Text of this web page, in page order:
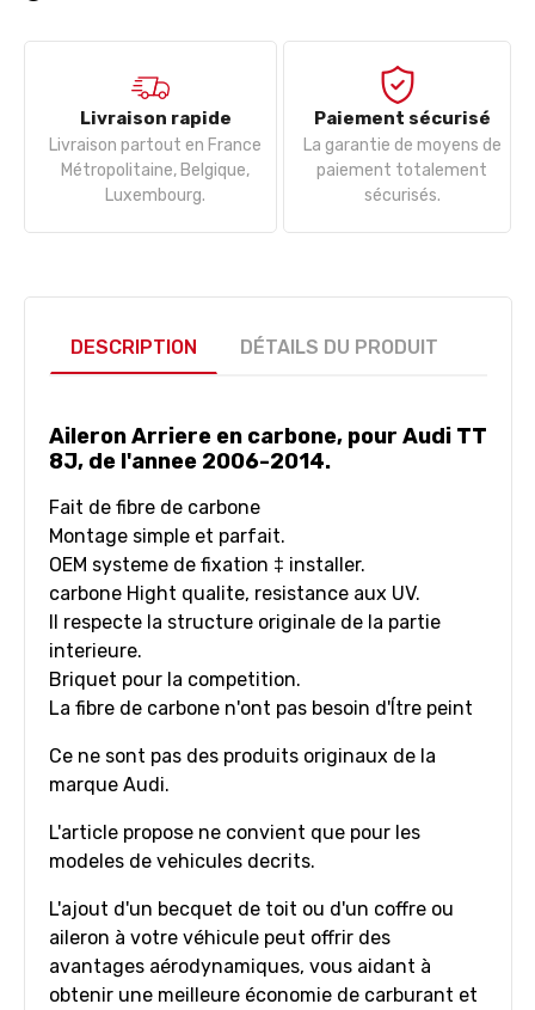
Livraison rapide
Livraison partout en France
Métropolitaine, Belgique,
Luxembourg.
Paiement sécurisé
La garantie de moyens de
paiement totalement
sécurisés.
DESCRIPTION DÉTAILS DU PRODUIT
Aileron Arriere en carbone, pour Audi TT
8J, de l'annee 2006-2014.
Fait de fibre de carbone
Montage simple et parfait.
OEM systeme de fixation ‡ installer.
carbone Hight qualite, resistance aux UV.
Il respecte la structure originale de la partie
interieure.
Briquet pour la competition.
La fibre de carbone n'ont pas besoin d'Ítre peint
Ce ne sont pas des produits originaux de la
marque Audi.
L'article propose ne convient que pour les
modeles de vehicules decrits.
L'ajout d'un becquet de toit ou d'un coffre ou
aileron à votre véhicule peut offrir des
avantages aérodynamiques, vous aidant à
obtenir une meilleure économie de carburant et